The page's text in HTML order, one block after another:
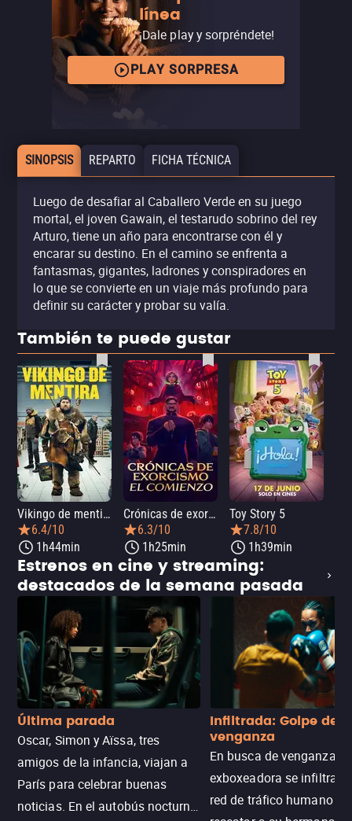
línea
¡Dale play y sorpréndete!
PLAY SORPRESA
SINOPSIS REPARTO FICHA TÉCNICA
Luego de desafiar al Caballero Verde en su juego
mortal, el joven Gawain, el testarudo sobrino del rey
Arturo, tiene un año para encontrarse con él y
encarar su destino. En el camino se enfrenta a
fantasmas, gigantes, ladrones y conspiradores en
lo que se convierte en un viaje más profundo para
definir su carácter y probar su valía.
También te puede gustar
Vikingo de mentira
6.4/10
1h44min
Crónicas de exorcismo: El comienzo
6.3/10
1h25min
Toy Story 5
7.8/10
1h39min
Estrenos en cine y streaming:
destacados de la semana pasada
Última parada
Oscar, Simon y Aïssa, tres
amigos de la infancia, viajan a
París para celebrar buenas
noticias. En el autobús nocturno
Infiltrada: Golpe de
venganza
En busca de venganza,
exboxeadora se infiltra
red de tráfico humano